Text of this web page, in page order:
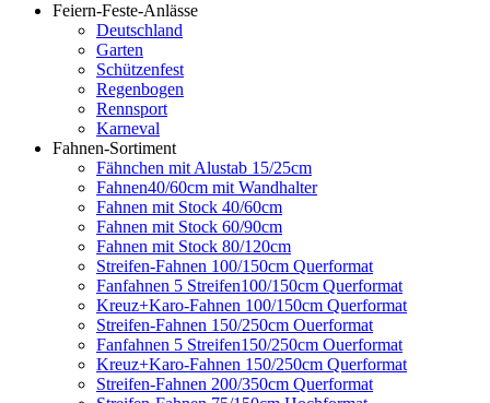
Feiern-Feste-Anlässe
Deutschland
Garten
Schützenfest
Regenbogen
Rennsport
Karneval
Fahnen-Sortiment
Fähnchen mit Alustab 15/25cm
Fahnen40/60cm mit Wandhalter
Fahnen mit Stock 40/60cm
Fahnen mit Stock 60/90cm
Fahnen mit Stock 80/120cm
Streifen-Fahnen 100/150cm Querformat
Fanfahnen 5 Streifen100/150cm Querformat
Kreuz+Karo-Fahnen 100/150cm Querformat
Streifen-Fahnen 150/250cm Ouerformat
Fanfahnen 5 Streifen150/250cm Ouerformat
Kreuz+Karo-Fahnen 150/250cm Querformat
Streifen-Fahnen 200/350cm Querformat